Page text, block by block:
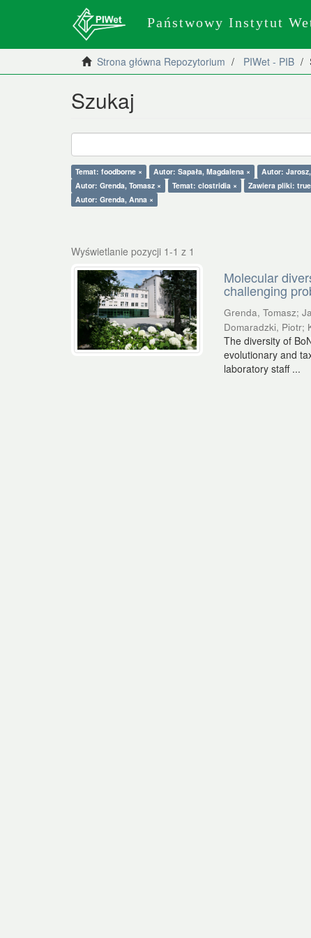
Państwowy Instytut
Strona główna Repozytorium PIWet - PIB
Szukaj
Temat: foodborne × Autor: Sapała, Magdalena × Autor:
Autor: Grenda, Tomasz ×
Temat: clostridia × Zawiera pliki:
Autor: Grenda, Anna ×
Wyświetlanie pozycji 1-1 z 1
Molecular
challenging
Grenda, Tomasz;
Domaradzki, Piotr;
The diversity of
evolutionary and
laboratory staff ...